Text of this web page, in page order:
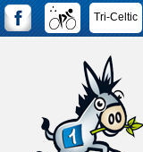
Tri-Celtic